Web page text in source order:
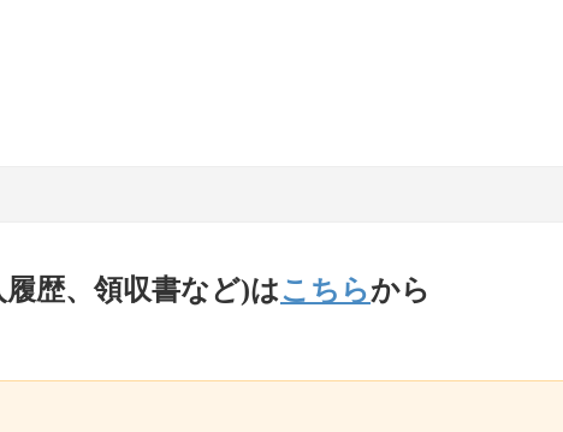
歴、領収書など)はこちらから